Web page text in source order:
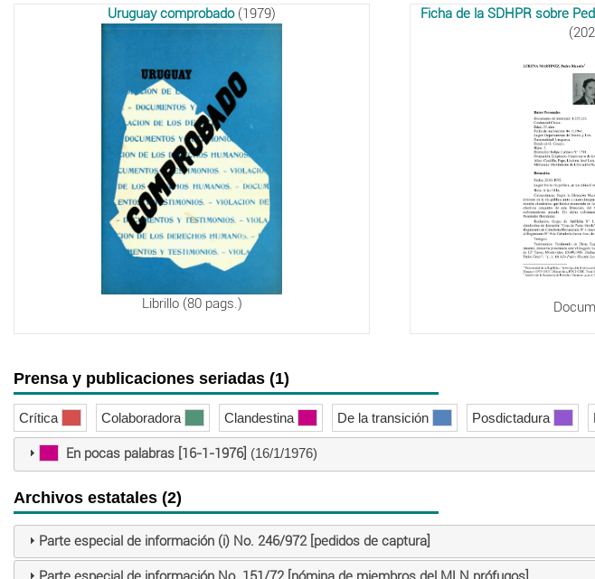
Uruguay comprobado(1979)
Librillo (80 pags.)
Ficha de la SDHPR sobre
Prensa y publicaciones seriadas (1)
Crítica Colaboradora Clandestina De la transición Posdictadura
En pocas palabras [16-1-1976] (16/1/1976)
Archivos estatales (2)
Parte especial de información (i) No. 246/972 [pedidos de captura]